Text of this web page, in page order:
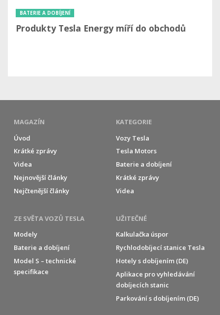
Produkty Tesla Energy míří do obchodů
BATERIE A DOBÍJENÍ
MAGAZÍN
Úvod
Krátké zprávy
Videa
Nejnovější články
Nejčtenější články
KATEGORIE
Vozy Tesla
Tesla Motors
Baterie a dobíjení
Krátké zprávy
Videa
ZE SVĚTA VOZŮ TESLA
Modely
Baterie a dobíjení
Model S – technické
specifikace
UŽITEČNÉ
Kalkulačka úspor
Rychlodobíjecí stanice Tesla
Hotely s dobíjením (DE)
Aplikace pro vyhledávání
dobíjecích stanic
Parkování s dobíjením (DE)